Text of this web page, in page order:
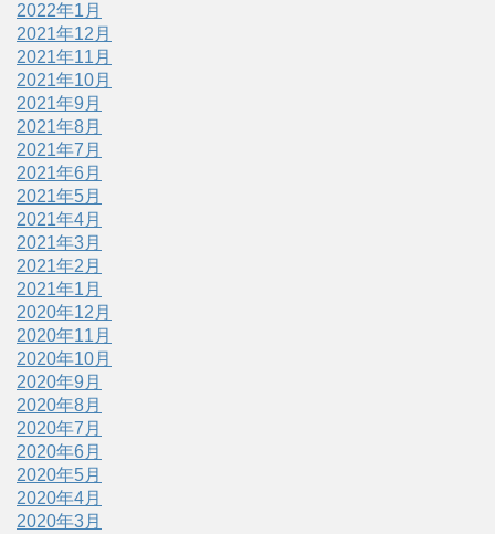
2022年1月
2021年12月
2021年11月
2021年10月
2021年9月
2021年8月
2021年7月
2021年6月
2021年5月
2021年4月
2021年3月
2021年2月
2021年1月
2020年12月
2020年11月
2020年10月
2020年9月
2020年8月
2020年7月
2020年6月
2020年5月
2020年4月
2020年3月